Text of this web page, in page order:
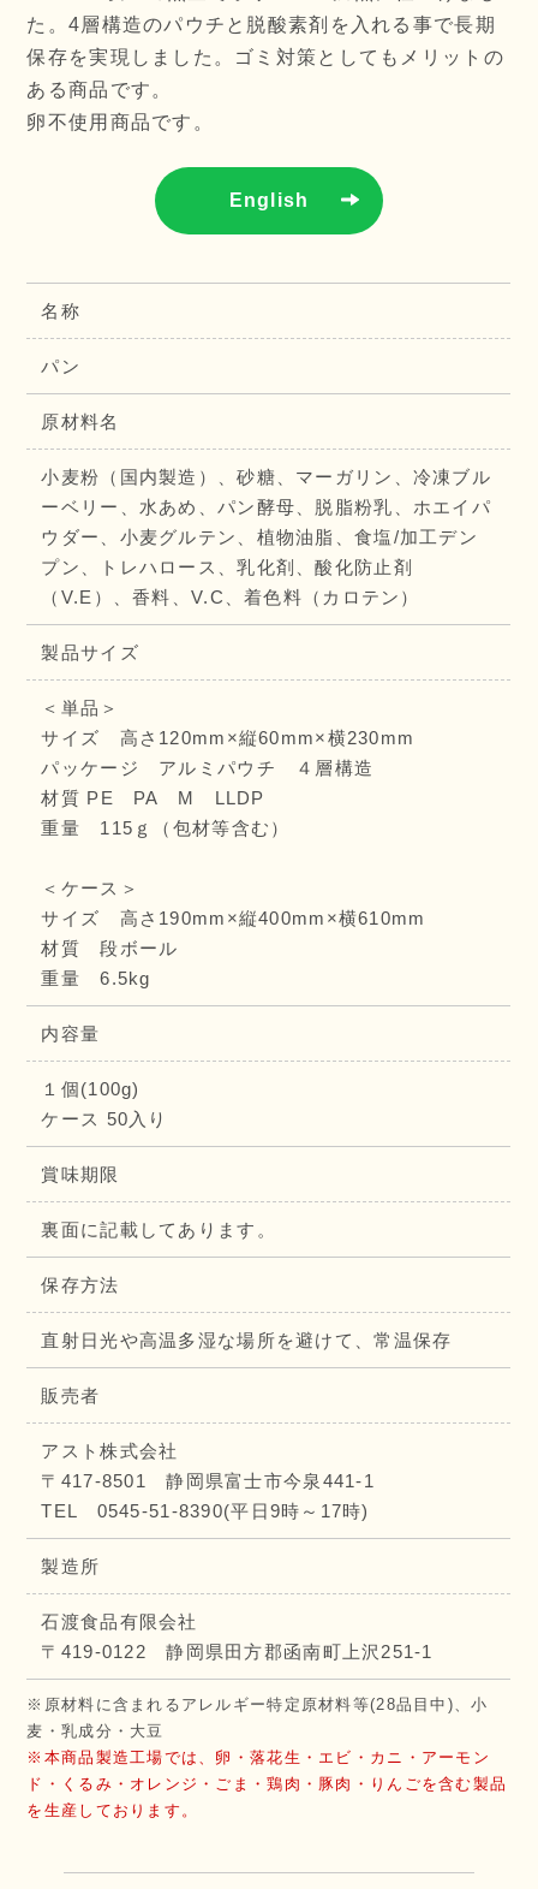
た。4層構造のパウチと脱酸素剤を入れる事で長期
保存を実現しました。ゴミ対策としてもメリットの
ある商品です。
卵不使用商品です。
English
名称
パン
原材料名
小麦粉（国内製造）、砂糖、マーガリン、冷凍ブル
ーベリー、水あめ、パン酵母、脱脂粉乳、ホエイパ
ウダー、小麦グルテン、植物油脂、食塩/加工デン
プン、トレハロース、乳化剤、酸化防止剤
（V.E）、香料、V.C、着色料（カロテン）
製品サイズ
＜単品＞
サイズ 高さ120mm×縦60mm×横230mm
パッケージ アルミパウチ ４層構造
材質 PE PA M LLDP
重量 115ｇ（包材等含む）
＜ケース＞
サイズ 高さ190mm×縦400mm×横610mm
材質 段ボール
重量 6.5kg
内容量
１個(100g)
ケース 50入り
賞味期限
裏面に記載してあります。
保存方法
直射日光や高温多湿な場所を避けて、常温保存
販売者
アスト株式会社
〒417-8501 静岡県富士市今泉441-1
TEL 0545-51-8390(平日9時～17時)
製造所
石渡食品有限会社
〒419-0122 静岡県田方郡函南町上沢251-1
※原材料に含まれるアレルギー特定原材料等(28品目中)、小
麦・乳成分・大豆
※本商品製造工場では、卵・落花生・エビ・カニ・アーモン
ド・くるみ・オレンジ・ごま・鶏肉・豚肉・りんごを含む製品
を生産しております。